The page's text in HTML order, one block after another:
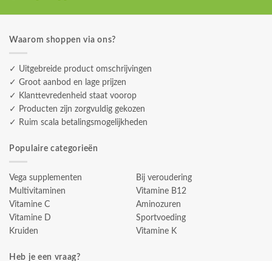
Waarom shoppen via ons?
✓ Uitgebreide product omschrijvingen
✓ Groot aanbod en lage prijzen
✓ Klanttevredenheid staat voorop
✓ Producten zijn zorgvuldig gekozen
✓ Ruim scala betalingsmogelijkheden
Populaire categorieën
Vega supplementen
Multivitaminen
Vitamine C
Vitamine D
Kruiden
Bij veroudering
Vitamine B12
Aminozuren
Sportvoeding
Vitamine K
Heb je een vraag?